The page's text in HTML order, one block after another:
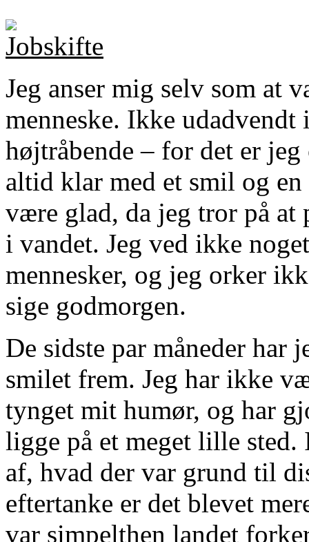
Jeg anser mig selv som at
menneske. Ikke udadvendt
højtråbende – for det er
altid klar med et smil og
være glad, da jeg tror på at
i vandet. Jeg ved ikke
mennesker, og jeg orker
sige godmorgen.
De sidste par måneder har
smilet frem. Jeg har ikke
tynget mit humør, og har
ligge på et meget lille
af, hvad der var grund til
eftertanke er det blevet
var simpelthen landet